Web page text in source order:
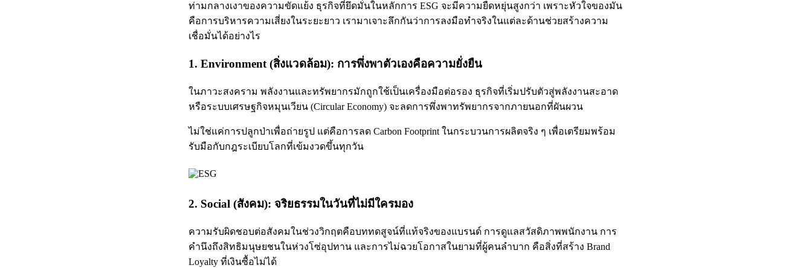
ท่ามกลางเงาของความขัดแย้ง ธุรกิจที่ยึดมั่นในหลักการ ESG จะมีความยืดหยุ่นสูงกว่า เพราะหัวใจของมัน
คือการบริหารความเสี่ยงในระยะยาว เรามาเจาะลึกกันว่าการลงมือทำจริงในแต่ละด้านช่วยสร้างความ
เชื่อมั่นได้อย่างไร
1. Environment (สิ่งแวดล้อม): การพึ่งพาตัวเองคือความยั่งยืน
ในภาวะสงคราม พลังงานและทรัพยากรมักถูกใช้เป็นเครื่องมือต่อรอง ธุรกิจที่เริ่มปรับตัวสู่พลังงานสะอาด
หรือระบบเศรษฐกิจหมุนเวียน (Circular Economy) จะลดการพึ่งพาทรัพยากรจากภายนอกที่ผันผวน
ไม่ใช่แค่การปลูกป่าเพื่อถ่ายรูป แต่คือการลด Carbon Footprint ในกระบวนการผลิตจริง ๆ เพื่อเตรียมพร้อม
รับมือกับกฎระเบียบโลกที่เข้มงวดขึ้นทุกวัน
2. Social (สังคม): จริยธรรมในวันที่ไม่มีใครมอง
ความรับผิดชอบต่อสังคมในช่วงวิกฤตคือบททดสูจน์ที่แท้จริงของแบรนด์ การดูแลสวัสดิภาพพนักงาน การ
คำนึงถึงสิทธิมนุษยชนในห่วงโซ่อุปทาน และการไม่ฉวยโอกาสในยามที่ผู้คนลำบาก คือสิ่งที่สร้าง Brand
Loyalty ที่เงินซื้อไม่ได้